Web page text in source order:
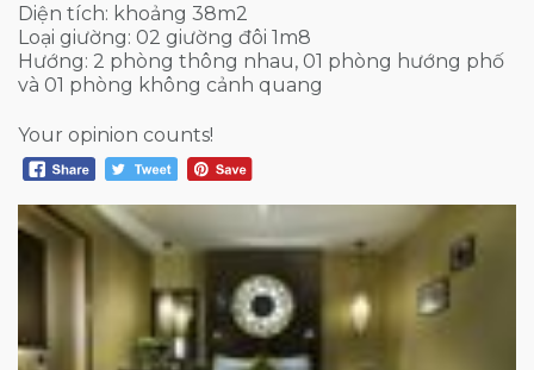
Diện tích: khoảng 38m2
Loại giường: 02 giường đôi 1m8
Hướng: 2 phòng thông nhau, 01 phòng hướng phố
và 01 phòng không cảnh quang
Your opinion counts!